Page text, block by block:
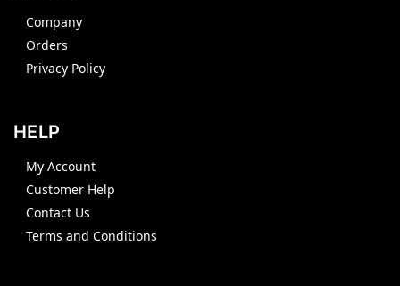
Company
Orders
Privacy Policy
HELP
My Account
Customer Help
Contact Us
Terms and Conditions